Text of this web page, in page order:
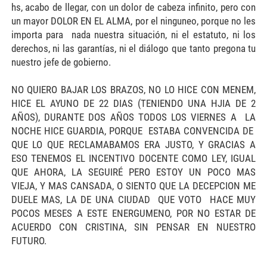
hs, acabo de llegar, con un dolor de cabeza infinito, pero con
un mayor DOLOR EN EL ALMA, por el ninguneo, porque no les
importa para nada nuestra situación, ni el estatuto, ni los
derechos, ni las garantías, ni el diálogo que tanto pregona tu
nuestro jefe de gobierno.
NO QUIERO BAJAR LOS BRAZOS, NO LO HICE CON MENEM,
HICE EL AYUNO DE 22 DIAS (TENIENDO UNA HJIA DE 2
AÑOS), DURANTE DOS AÑOS TODOS LOS VIERNES A LA
NOCHE HICE GUARDIA, PORQUE ESTABA CONVENCIDA DE
QUE LO QUE RECLAMABAMOS ERA JUSTO, Y GRACIAS A
ESO TENEMOS EL INCENTIVO DOCENTE COMO LEY, IGUAL
QUE AHORA, LA SEGUIRÉ PERO ESTOY UN POCO MAS
VIEJA, Y MAS CANSADA, O SIENTO QUE LA DECEPCION ME
DUELE MAS, LA DE UNA CIUDAD QUE VOTO HACE MUY
POCOS MESES A ESTE ENERGUMENO, POR NO ESTAR DE
ACUERDO CON CRISTINA, SIN PENSAR EN NUESTRO
FUTURO.